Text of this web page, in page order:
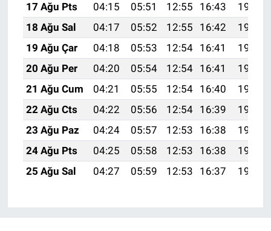
17 Ağu Pts
04:15 05:51 12:55 16:43
19:49
18 Ağu Sal
04:17 05:52 12:55 16:42
19:47
19 Ağu Çar
04:18 05:53 12:54 16:41
19:46
20 Ağu Per
04:20 05:54 12:54 16:41
19:44
21 Ağu Cum
04:21 05:55 12:54 16:40
19:43
22 Ağu Cts
04:22 05:56 12:54 16:39
19:42
23 Ağu Paz
04:24 05:57 12:53 16:38
19:40
24 Ağu Pts
04:25 05:58 12:53 16:38
19:39
25 Ağu Sal
04:27 05:59 12:53 16:37 19:37